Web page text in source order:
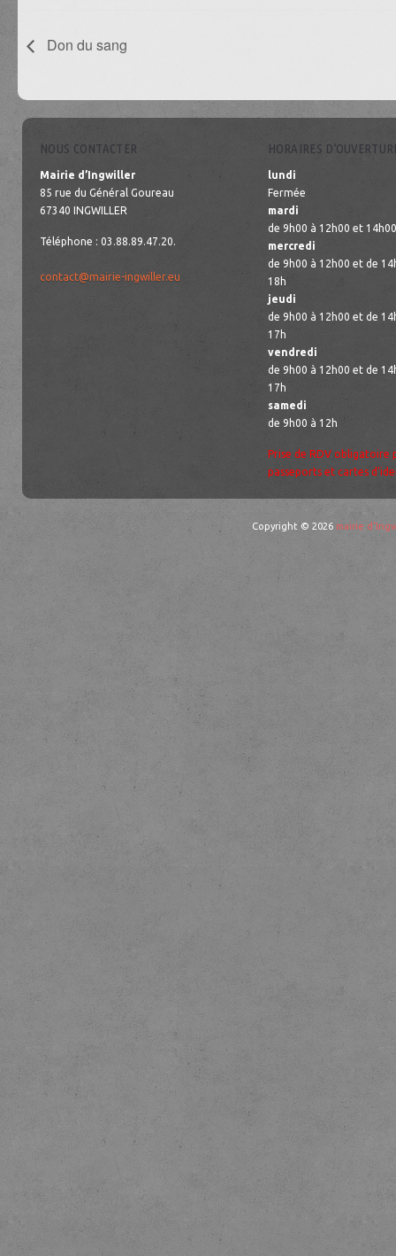
Don du sang
NOUS CONTACTER
Mairie d’Ingwiller
85 rue du Général Goureau
67340 INGWILLER
Téléphone : 03.88.89.47.20.
contact@mairie-ingwiller.eu
HORAIRES
lundi
Fermée
mardi
de 9h00 à 12h00 et
mercredi
de 9h00 à 12h00 et de
18h
jeudi
de 9h00 à 12h00 et de
17h
vendredi
de 9h00 à 12h00 et de
17h
samedi
de 9h00 à 12h
Prise de RDV obligatoire
passeports et cartes
Copyright © 2026 mairie